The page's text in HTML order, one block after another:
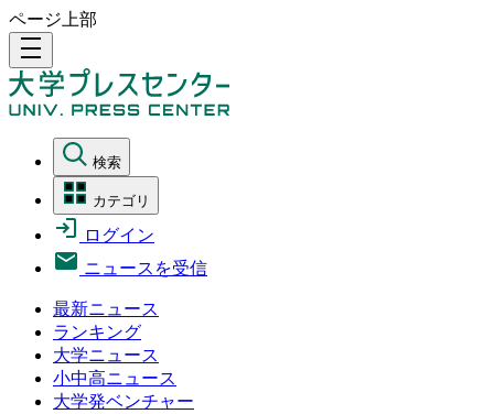
ページ上部
density_medium
検索
カテゴリ
ログイン
ニュースを受信
最新ニュース
ランキング
大学ニュース
小中高ニュース
大学発ベンチャー